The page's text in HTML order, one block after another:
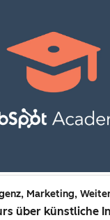
Marketing,
über künstliche